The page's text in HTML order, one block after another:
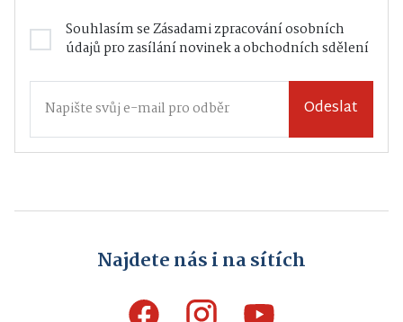
Souhlasím seZásadami zpracování osobních
údajůpro zasílání novinek a obchodních sdělení
Odeslat
Najdete nás i na sítích